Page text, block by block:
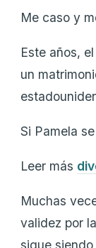
Me caso y
Este años,
un
Si Pamela
Leer más
Muchas
validez por
sigue